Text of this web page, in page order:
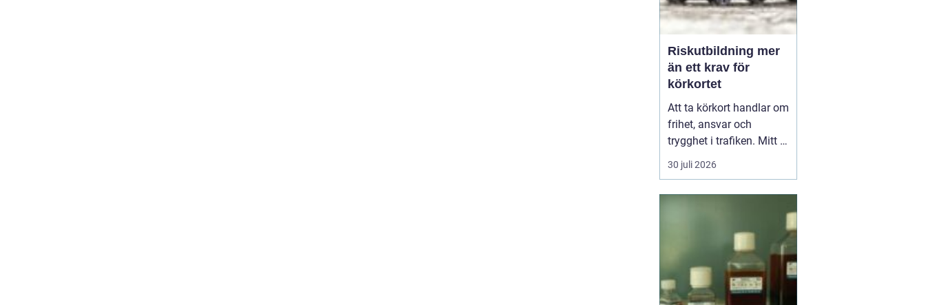
Riskutbildning mer
än ett krav för
körkortet
Att ta körkort handlar om
frihet, ansvar och
trygghet i trafiken. Mitt i
allt detta finns
riskutbildning, som
tanke: att ge blivande
förare en realistisk bild
av r...
30 juli 2026